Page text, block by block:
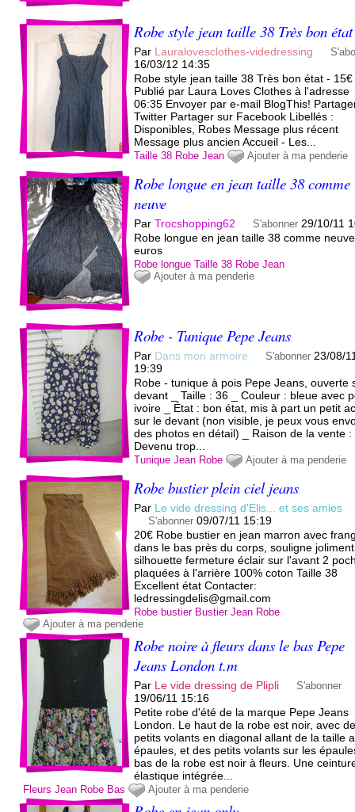
Robe style jean taille 38 Très bon état
Par Lauralovesclothes-videdressing
16/03/12 14:35
Robe style jean taille 38 Très bon état -
Publié par Laura Loves Clothes à l'adresse
06:35 Envoyer par e-mail BlogThis!
Twitter Partager sur Facebook Libellés :
Disponibles, Robes Message plus récent
Message plus ancien Accueil - Les...
Taille 38 Robe Jean Ajouter à ma penderie
Robe longue en jean taille 38 comme
neuve
ParTrocshopping62 S'abonner 29/10/11
Robe longue en jean taille 38 comme
euros
Robe longue Taille 38 Robe Jean
Ajouter à ma penderie
Robe - Tunique Pepe Jeans
Par Dans mon armoire S'abonner 23/08/
19:39
Robe - tunique à pois Pepe Jeans, ouverte
devant _ Taille : 36 _ Couleur : bleue avec
ivoire _ État : bon état, mis à part un petit
sur le devant (non visible, je peux vous
des photos en détail) _ Raison de la vente :
Devenu trop...
Tunique Jean Robe Ajouter à ma penderie
Robe bustier plein ciel jeans
Par Le vide dressing d'Elis... et ses amies
S'abonner 09/07/11 15:19
20€ Robe bustier en jean marron avec
dans le bas près du corps, souligne
silhouette fermeture éclair sur l'avant 2
plaquées à l'arrière 100% coton Taille 38
Excellent état Contacter:
ledressingdelis@gmail.com
Robe bustier Bustier Jean Robe
Ajouter à ma penderie
Robe noire à fleurs dans le bas Pepe
Jeans London t.m
Par Le vide dressing de Plipli S'abonner
19/06/11 15:16
Petite robe d'été de la marque Pepe Jeans
London. Le haut de la robe est noir, avec
petits volants en diagonal allant de la taille
épaules, et des petits volants sur les
bas de la robe est noir à fleurs. Une
élastique intégrée...
Fleurs Jean Robe Bas Ajouter à ma penderie